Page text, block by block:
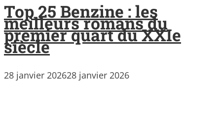
Top 25 Benzine : les
meilleurs romans du
premier quart du XXIe
siècle
28 janvier 202628 janvier 2026